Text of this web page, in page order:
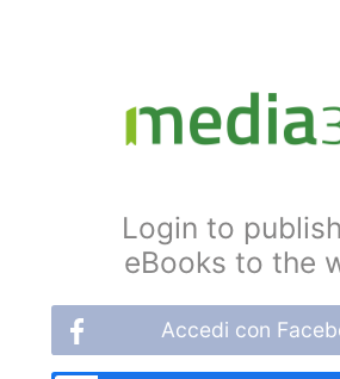
Login to
eBooks to the
Accedi con